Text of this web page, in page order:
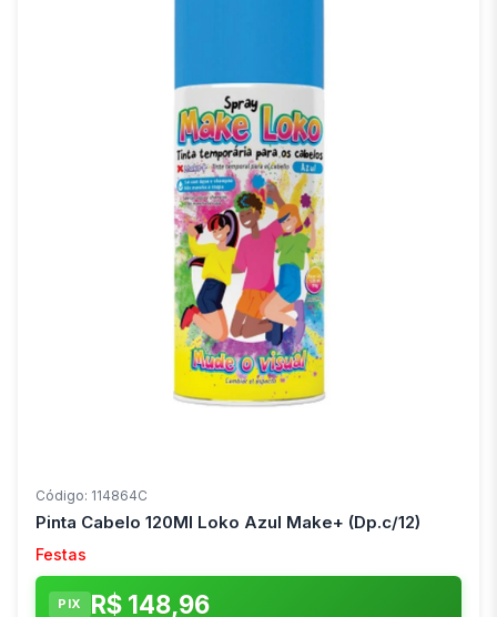
Código: 114864C
Pinta Cabelo 120Ml Loko Azul Make+ (Dp.c/12)
Festas
PIX R$ 148,96